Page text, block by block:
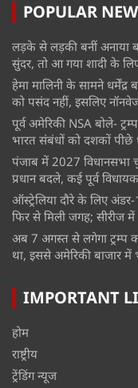
POPULAR
लड़के से लड़की बनीं अनाया
सुंदर, तो आ गया शादी के लिए
हेमा मालिनी के सामने
को पसंद नहीं, इसलिए
पूर्व अमेरिकी NSA बोले-
भारत संबंधों को दशकों पीछे
पंजाब में 2027 विधानसभा
प्रधान बदले, कई पूर्व
ऑस्ट्रेलिया दौरे के लिए
फिर से मिली जगह;
अब 7 अगस्त से लगेगा ट्रम्प
था, इससे अमेरिकी बाजार में
IMPORTANT
होम
राष्ट्रीय
ट्रेंडिंग न्यूज